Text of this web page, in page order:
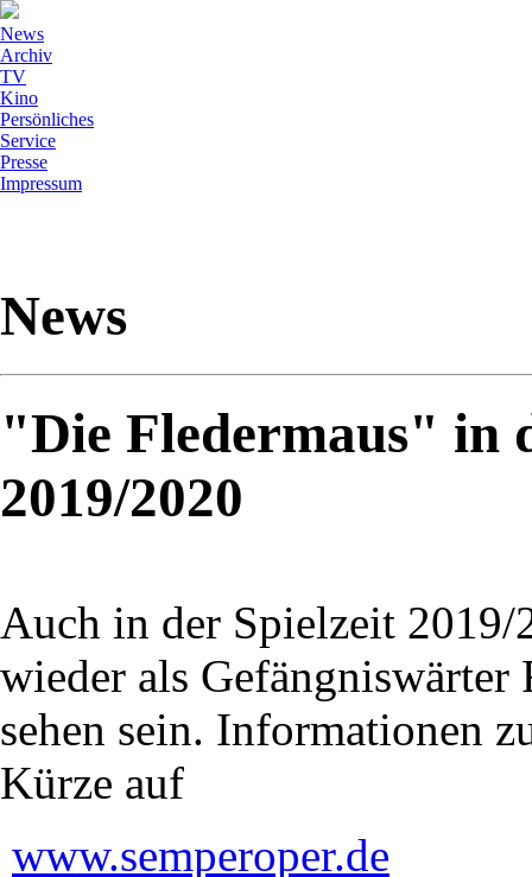
News
Archiv
TV
Kino
Persönliches
Service
Presse
Impressum
News
"Die Fledermaus" in
2019/2020
Auch in der Spielzeit
wieder als
sehen sein. Informationen
Kürze auf
www.semperoper.de